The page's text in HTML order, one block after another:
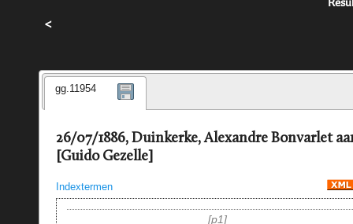
<
gg.11954
26/07/1886, Duinkerke, Alexandre Bonvarlet
[Guido Gezelle]
Indextermen
p1